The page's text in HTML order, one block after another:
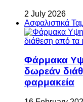
2 July 2026
Ασφαλιστικά
Φάρμακα
δωρεάν
φαρμακεία